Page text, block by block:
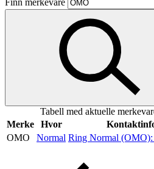
Mat og drikke
Aktiviteter
Inspirasjon
Tabell med aktuelle
Merke
Hvor
OMO
Normal Ring Normal (OMO):